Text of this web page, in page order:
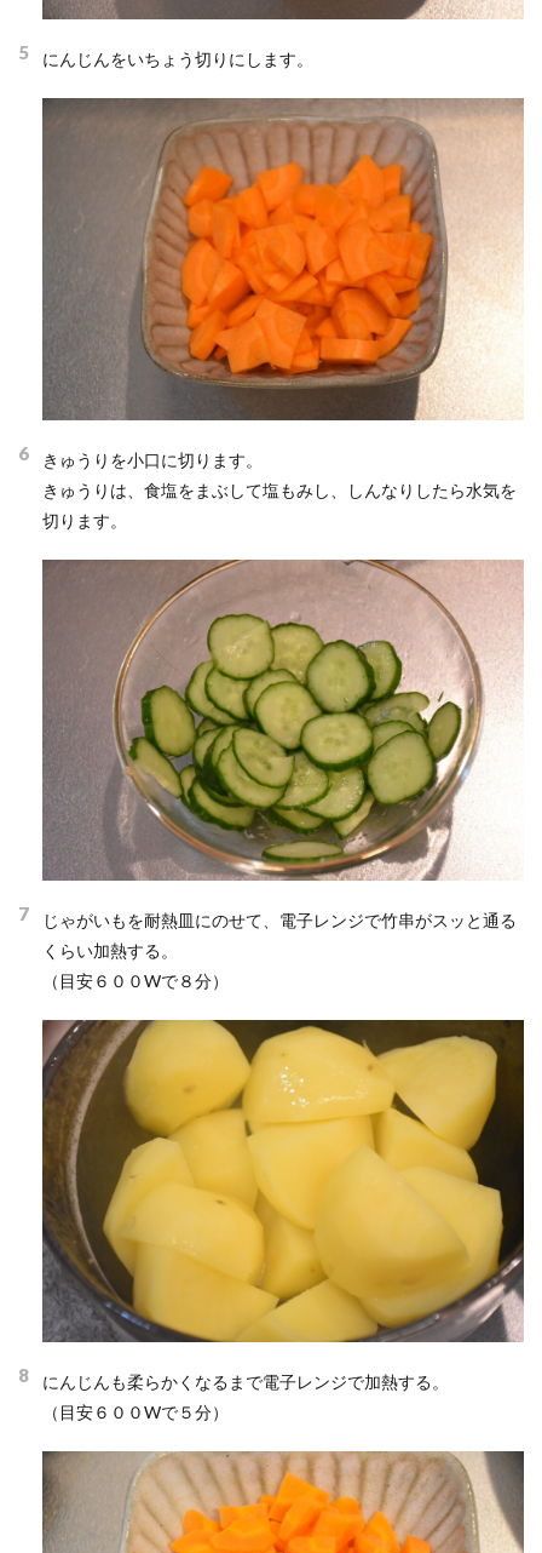
5 にんじんをいちょう切りにします。
6
きゅうりを小口に切ります。
きゅうりは、食塩をまぶして塩もみし、しんなりしたら水気を
切ります。
7
じゃがいもを耐熱皿にのせて、電子レンジで竹串がスッと通る
くらい加熱する。
（目安６００Wで８分）
8
にんじんも柔らかくなるまで電子レンジで加熱する。
（目安６００Wで５分）